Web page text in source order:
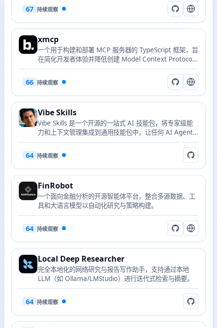
67 持续观察
xmcp
一个用于构建和部署 MCP 服务器的 TypeScript 框架，旨
在简化开发者体验并降低创建 Model Context Protocol
工具的门槛。
66 持续观察
Vibe Skills
Vibe Skills 是一个开源的一站式 AI 技能包，将专家级能
力和上下文管理集成到通用技能包中，让任何 AI Agent
即刻升级功能，消除碎片化工具的摩擦。
64 持续观察
FinRobot
一个面向金融分析的开源智能体平台，整合多源数据、工
具和大语言模型以自动化研究与策略构建。
64 持续观察
Local Deep Researcher
完全本地化的网络研究与报告写作助手，支持通过本地
LLM（如 Ollama/LMStudio）进行迭代式检索与摘要。
64 持续观察